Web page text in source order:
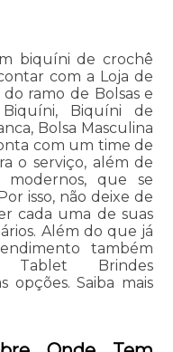
biquíni de crochê
com a Loja de
do ramo de Bolsas e
Biquíni, Biquíni de
Bolsa Masculina
com um time de
o serviço, além de
modernos, que se
isso, não deixe de
cada uma de suas
Além do que já
também
Brindes
opções. Saiba mais